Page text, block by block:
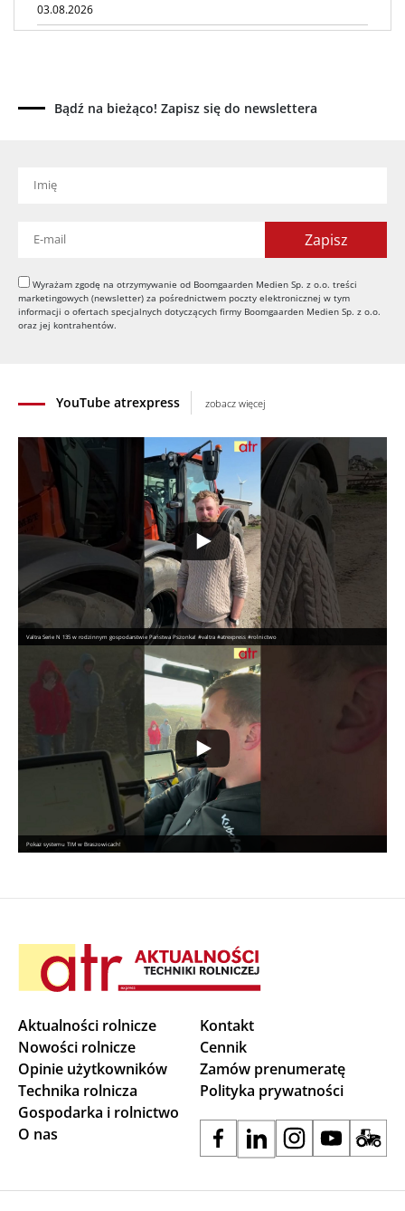
03.08.2026
Rzepak hybrydowy: sposób na wyższą rentowność
Elektryczne maszyny terenowe: 3 kluczowe trendy
Kukurydza w Polsce: aktualny stan plantacji
Amazone ZG-TX precyzyjniejszy rozsiewacz
29.07.2026
YouTube atrexpress zobacz więcej
Valtra Serie N 135 w rodzinnym gospodarstwie Państwa Pszonka! #valtra #atrexpress #rolnictwo
Pokaz systemu TIM w Braszowicach!
Bądź na bieżąco! Zapisz się do newslettera
Wyrażam zgodę na otrzymywanie od Boomgaarden Medien Sp. z o.o. treści
marketingowych (newsletter) za pośrednictwem poczty elektronicznej w tym
informacji o ofertach specjalnych dotyczących firmy Boomgaarden Medien Sp. z o.o.
oraz jej kontrahentów.
Aktualności rolnicze
Nowości rolnicze
Opinie użytkowników
Technika rolnicza
Gospodarka i rolnictwo
O nas
Kontakt
Cennik
Zamów prenumeratę
Polityka prywatności